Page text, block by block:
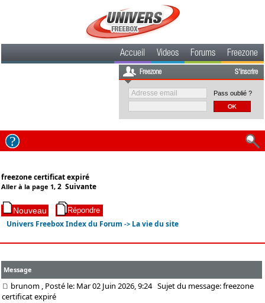
Accueil Videos Forums Freezone
Freezone S'inscrire
Pass oublié ?
freezone certificat expiré
Aller à la page1,2 Suivante
Univers Freebox Index du Forum -> La vie du site
Message
brunom , Posté le: Mar 02 Juin 2026, 9:24Sujet du message: freezone
certificat expiré